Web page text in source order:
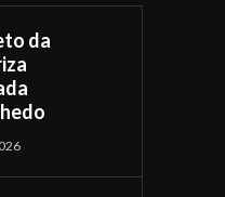
da